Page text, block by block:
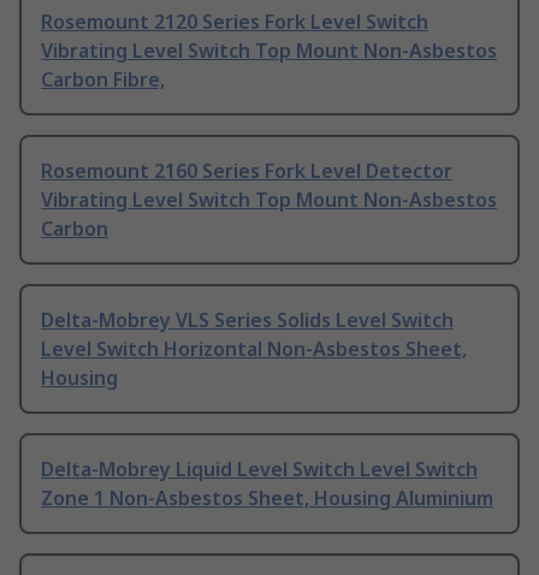
Rosemount 2120 Series Fork Level Switch
Vibrating Level Switch Top Mount Non-Asbestos
Carbon Fibre,
Rosemount 2160 Series Fork Level Detector
Vibrating Level Switch Top Mount Non-Asbestos
Carbon
Delta-Mobrey VLS Series Solids Level Switch
Level Switch Horizontal Non-Asbestos Sheet,
Housing
Delta-Mobrey Liquid Level Switch Level Switch
Zone 1 Non-Asbestos Sheet, Housing Aluminium